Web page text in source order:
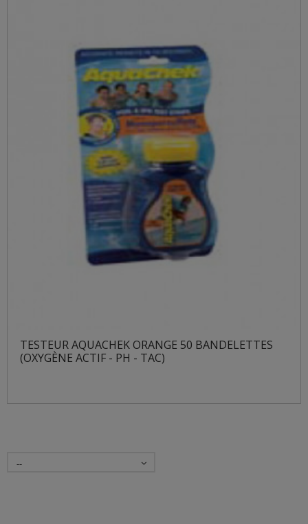
TESTEUR AQUACHEK ORANGE 50 BANDELETTES
(OXYGÈNE ACTIF - PH - TAC)
--